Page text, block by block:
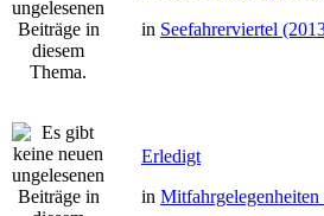
in Seefahrerviertel
Erledigt
in